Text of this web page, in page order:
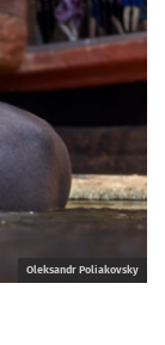
Oleksandr Poliakovsky